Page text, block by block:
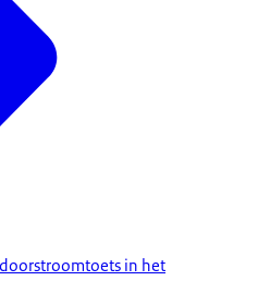
in het